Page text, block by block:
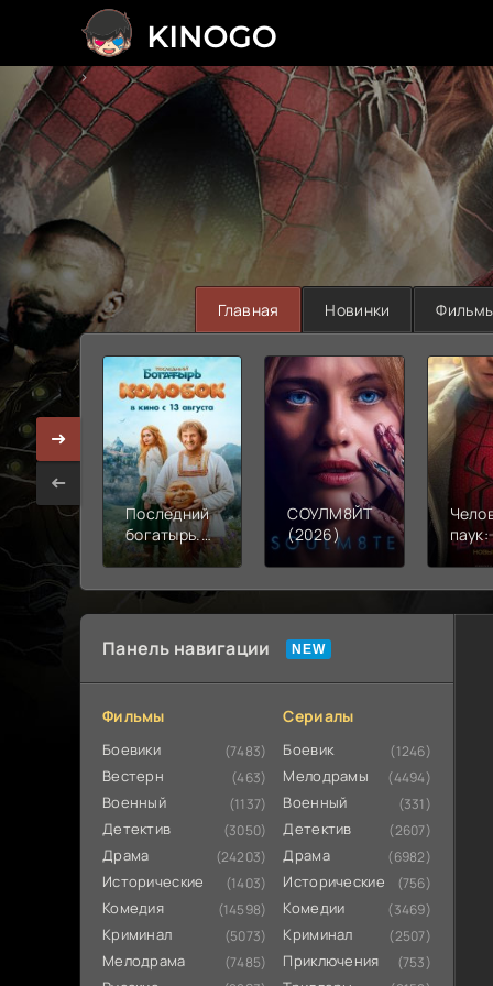
>
Главная Новинки
Последний
богатырь.
Колобок
СОУЛМ8ЙТ
(2026)
Панель навигации
Фильмы
Боевики (7483)
Вестерн (463)
Военный (1137)
Детектив (3050)
Драма (24203)
Исторические (1403)
Комедия (14598)
Криминал (5073)
Мелодрама (7485)
Сериалы
Боевик (1246)
Мелодрамы (4494)
Военный (331)
Детектив (2607)
Драма (6982)
Исторические (756)
Комедии (3469)
Криминал (2507)
Приключения (753)